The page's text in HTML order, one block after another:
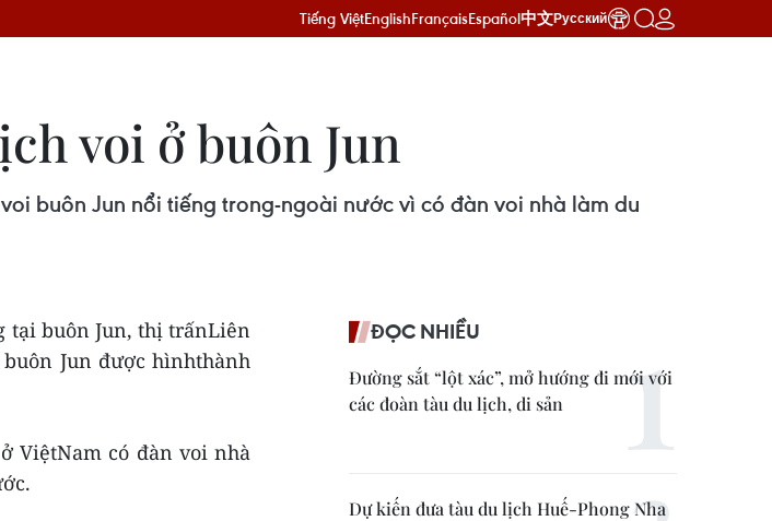
Tiếng ViệtEnglishFrançaisEspañol中文Русский
voi ở buôn Jun
buôn Jun nổi tiếng trong-ngoài nước vì có đàn voi nhà làm du
tại buôn Jun, thị trấnLiên
Jun được hìnhthành
ViệtNam có đàn voi nhà
ĐỌC NHIỀU
Đường sắt “lột xác”, mở hướng đi mới với
các đoàn tàu du lịch, di sản
Dự kiến đưa tàu du lịch Huế-Phong Nha